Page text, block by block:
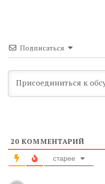
Подписаться
20 КОММЕНТАРИЙ
старее